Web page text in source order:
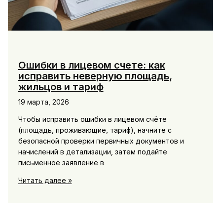
Ошибки в лицевом счете: как
исправить неверную площадь,
жильцов и тариф
19 марта, 2026
Чтобы исправить ошибки в лицевом счёте
(площадь, проживающие, тариф), начните с
безопасной проверки первичных документов и
начислений в детализации, затем подайте
письменное заявление в
Ошибки
Читать далее »